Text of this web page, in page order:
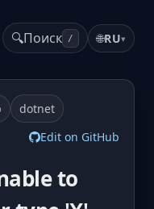
🔍Поиск / 🌐RU▾
dotnet
Edit on GitHub
to